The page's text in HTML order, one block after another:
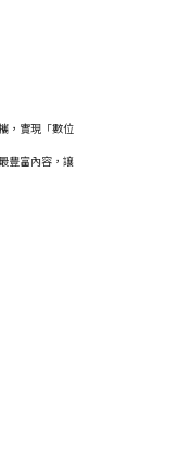
，實現「數位
豐富內容，讓